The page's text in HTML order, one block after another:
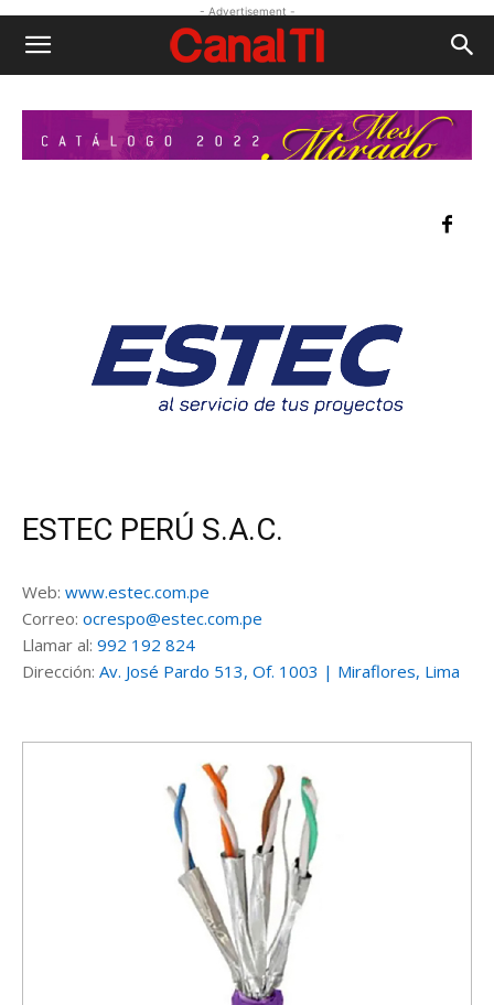
- Advertisement -
ESTEC PERÚ S.A.C.
Web: www.estec.com.pe
Correo: ocrespo@estec.com.pe
Llamar al: 992 192 824
Dirección: Av. José Pardo 513, Of. 1003 | Miraflores, Lima